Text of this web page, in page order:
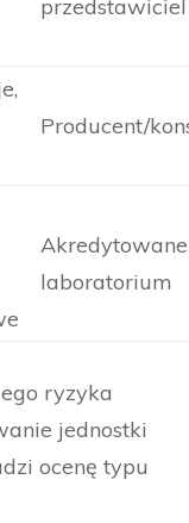
przedstawiciel
Producent/
Akredytowane
laboratorium
ryzyka
jednostki
ocenę typu